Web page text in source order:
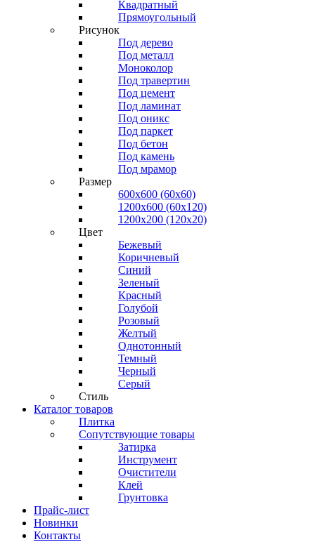
Квадратный
Прямоугольный
Рисунок
Под дерево
Под металл
Моноколор
Под травертин
Под цемент
Под ламинат
Под оникс
Под паркет
Под бетон
Под камень
Под мрамор
Размер
600х600 (60х60)
1200х600 (60х120)
1200х200 (120x20)
Цвет
Бежевый
Коричневый
Синий
Зеленый
Красный
Голубой
Розовый
Желтый
Однотонный
Темный
Черный
Серый
Стиль
Каталог товаров
Плитка
Сопутствующие товары
Затирка
Инструмент
Очистители
Клей
Грунтовка
Прайс-лист
Новинки
Контакты